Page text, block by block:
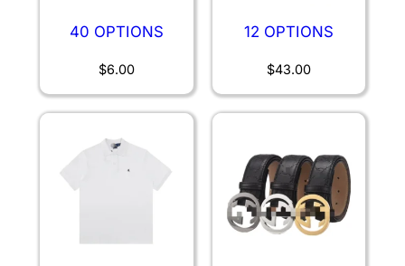
40 OPTIONS
$6.00
12 OPTIONS
$43.00